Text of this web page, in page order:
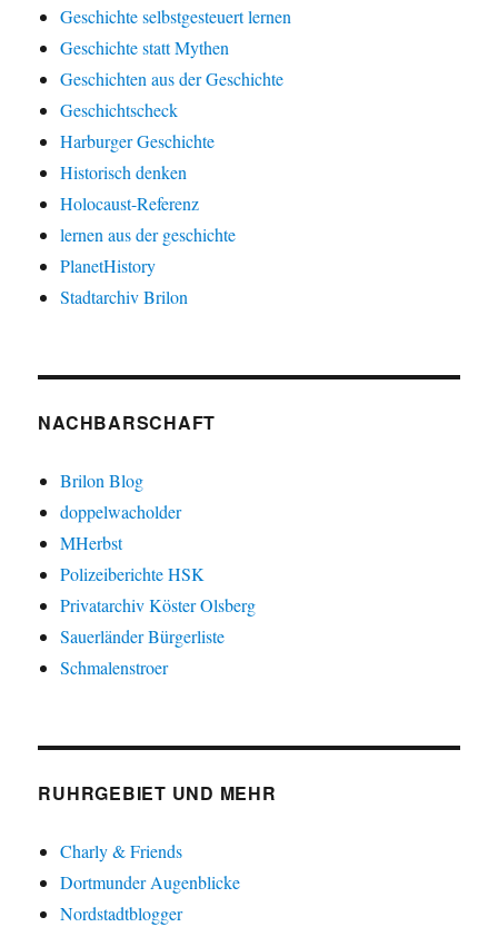
Geschichte selbstgesteuert lernen
Geschichte statt Mythen
Geschichten aus der Geschichte
Geschichtscheck
Harburger Geschichte
Historisch denken
Holocaust-Referenz
lernen aus der geschichte
PlanetHistory
Stadtarchiv Brilon
NACHBARSCHAFT
Brilon Blog
doppelwacholder
MHerbst
Polizeiberichte HSK
Privatarchiv Köster Olsberg
Sauerländer Bürgerliste
Schmalenstroer
RUHRGEBIET UND MEHR
Charly & Friends
Dortmunder Augenblicke
Nordstadtblogger